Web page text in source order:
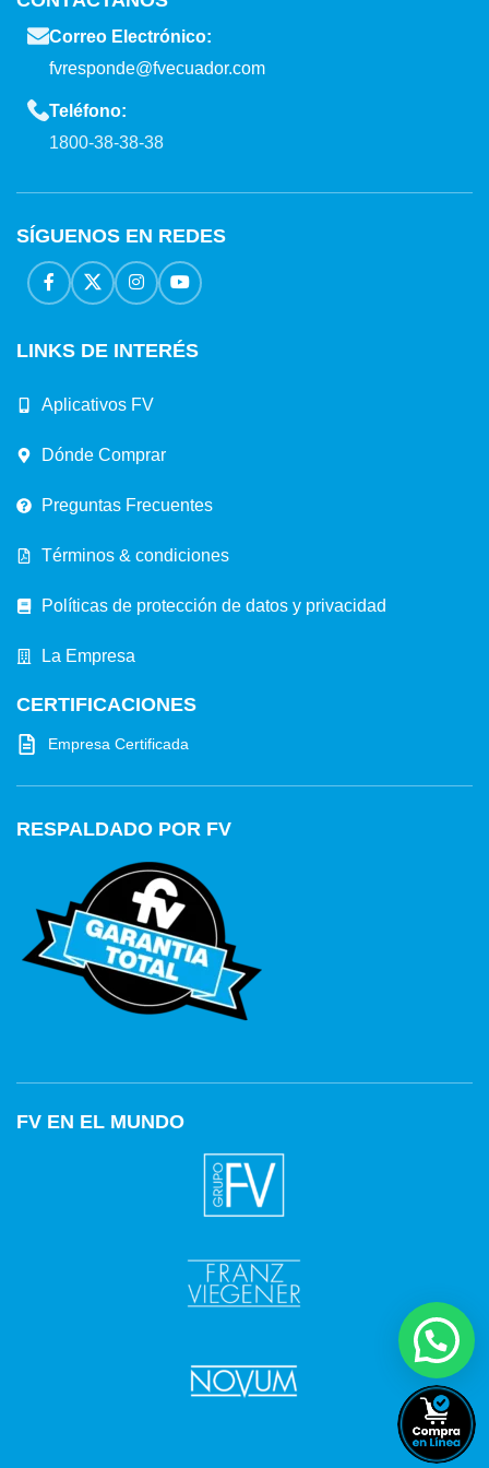
Correo Electrónico:
fvresponde@fvecuador.com
Teléfono:
1800-38-38-38
SÍGUENOS EN REDES
LINKS DE INTERÉS
Aplicativos FV
Dónde Comprar
Preguntas Frecuentes
Términos & condiciones
Políticas de protección de datos y privacidad
La Empresa
CERTIFICACIONES
Empresa Certificada
RESPALDADO POR FV
FV EN EL MUNDO